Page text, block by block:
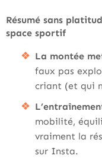
Résumé sans
space sportif
La montée
faux pas
criant (et qui
mobilité,
vraiment la
sur Insta.